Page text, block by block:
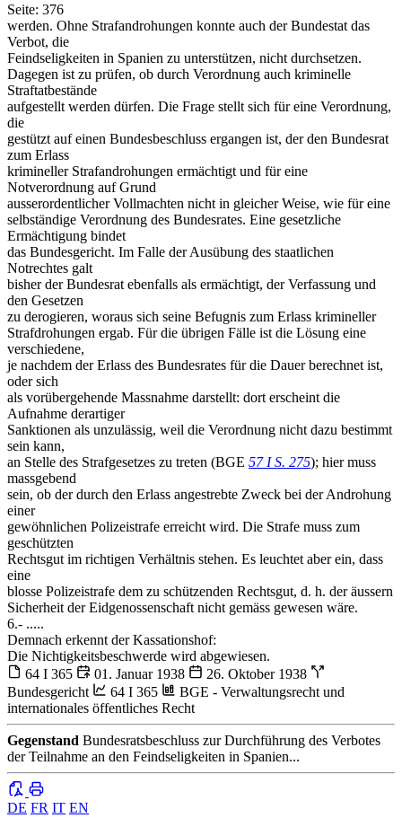
Seite: 376
werden. Ohne Strafandrohungen konnte auch der Bundestat das
Verbot, die
Feindseligkeiten in Spanien zu unterstützen, nicht durchsetzen.
Dagegen ist zu prüfen, ob durch Verordnung auch kriminelle
Straftatbestände
aufgestellt werden dürfen. Die Frage stellt sich für eine Verordnung,
die
gestützt auf einen Bundesbeschluss ergangen ist, der den Bundesrat
zum Erlass
krimineller Strafandrohungen ermächtigt und für eine
Notverordnung auf Grund
ausserordentlicher Vollmachten nicht in gleicher Weise, wie für eine
selbständige Verordnung des Bundesrates. Eine gesetzliche
Ermächtigung bindet
das Bundesgericht. Im Falle der Ausübung des staatlichen
Notrechtes galt
bisher der Bundesrat ebenfalls als ermächtigt, der Verfassung und
den Gesetzen
zu derogieren, woraus sich seine Befugnis zum Erlass krimineller
Strafdrohungen ergab. Für die übrigen Fälle ist die Lösung eine
verschiedene,
je nachdem der Erlass des Bundesrates für die Dauer berechnet ist,
oder sich
als vorübergehende Massnahme darstellt: dort erscheint die
Aufnahme derartiger
Sanktionen als unzulässig, weil die Verordnung nicht dazu bestimmt
sein kann,
an Stelle des Strafgesetzes zu treten (BGE 57 I S. 275); hier muss
massgebend
sein, ob der durch den Erlass angestrebte Zweck bei der Androhung
einer
gewöhnlichen Polizeistrafe erreicht wird. Die Strafe muss zum
geschützten
Rechtsgut im richtigen Verhältnis stehen. Es leuchtet aber ein, dass
eine
blosse Polizeistrafe dem zu schützenden Rechtsgut, d. h. der äussern
Sicherheit der Eidgenossenschaft nicht gemäss gewesen wäre.
6.- .....
Demnach erkennt der Kassationshof:
Die Nichtigkeitsbeschwerde wird abgewiesen.
64 I 365
01. Januar 1938
26. Oktober 1938
Bundesgericht
64 I 365
BGE - Verwaltungsrecht und
internationales öffentliches Recht
Gegenstand Bundesratsbeschluss zur Durchführung des Verbotes
der Teilnahme an den Feindseligkeiten in Spanien...
DE FR IT EN